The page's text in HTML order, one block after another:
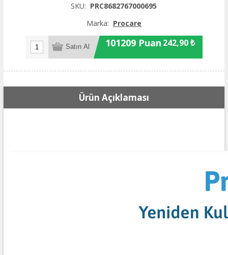
SKU: PRC8682767000695
Marka: Procare
101209 Puan 242,90 ₺
Ürün Açıklaması